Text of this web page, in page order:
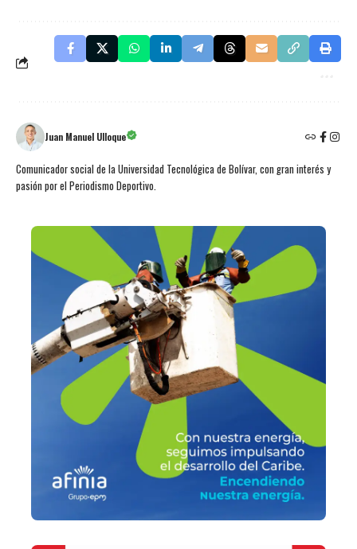
Juan Manuel Ulloque
Comunicador social de la Universidad Tecnológica de Bolívar, con gran interés y
pasión por el Periodismo Deportivo.